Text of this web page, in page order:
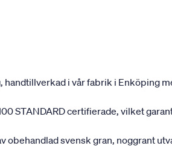
handtillverkad i vår fabrik i Enköping
STANDARD certifierade, vilket
obehandlad svensk gran, noggrant